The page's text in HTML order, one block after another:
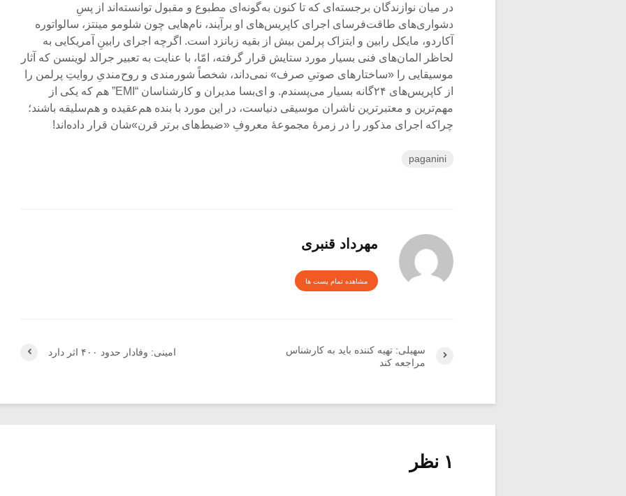
در میان نوازندگان برجسته‌ای که تا کنون به‌گونه‌ای مطبوع و مقبول توانسته‌اند از پسِ
دشواری‌های طاقت‌فرسای اجرای کاپریس‌های او برآیند، نام‌هایی چون شلومو مینتز، سالواتوره
آکاردو، مایکل رابین و ایتزاک پرلمن بیش از بقیه زبانزد است. اگرچه اجرای رابینِ آمریکایی به
لحاظر المان‌های فنی بسیار مورد ستایش قرار گرفته، امّا، با عنایت به تعبیر جرالد لوینسن که آثار
موسیقایی را «ساختارهای صوتیِ صرف» نمی‌داند، شخصاً شورمندی و روح‌مندیِ روایتِ پرلمن را
از کاپریس‌های ۲۴گانه بسیار می‌پسندم. و ای‌بسا مدیران و کارشناسان “EMI” هم که یکی از
مهم‌ترین و معتبرترین ناشران موسیقی دنیاست، در این مورد با بنده هم‌عقیده و هم‌سلیقه باشند؛
چراکه اجرای مذکور را در زمرۀ مجموعۀ معروف‌ِ «ضبط‌های برتر قرن»شان قرار داده‌اند!
paganini
مهرداد قنبری
مشاهده تمام پست ها
امینی: وفادار حدود ۴۰۰ اثر دارد
سهیلی: تهیه کننده باید به کارشناس
مراجعه کند
۱ نظر